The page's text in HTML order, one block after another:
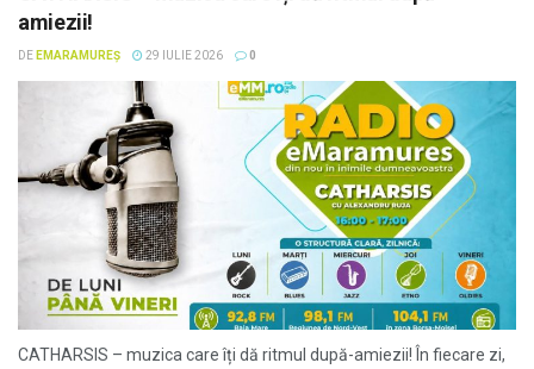
amiezii!
DE EMARAMUREȘ 29 IULIE 2026 0
CATHARSIS – muzica care îți dă ritmul după-amiezii! În fiecare zi,